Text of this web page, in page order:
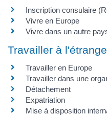
Inscription consulaire
Vivre en Europe
Vivre dans un autre
Travailler à
Travailler en Europe
Travailler dans une
Détachement
Expatriation
Mise à disposition